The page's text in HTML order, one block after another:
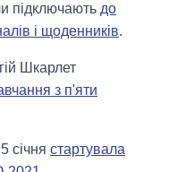
підключають до
і щоденників.
Шкарлет
з п'яти
січня стартувала